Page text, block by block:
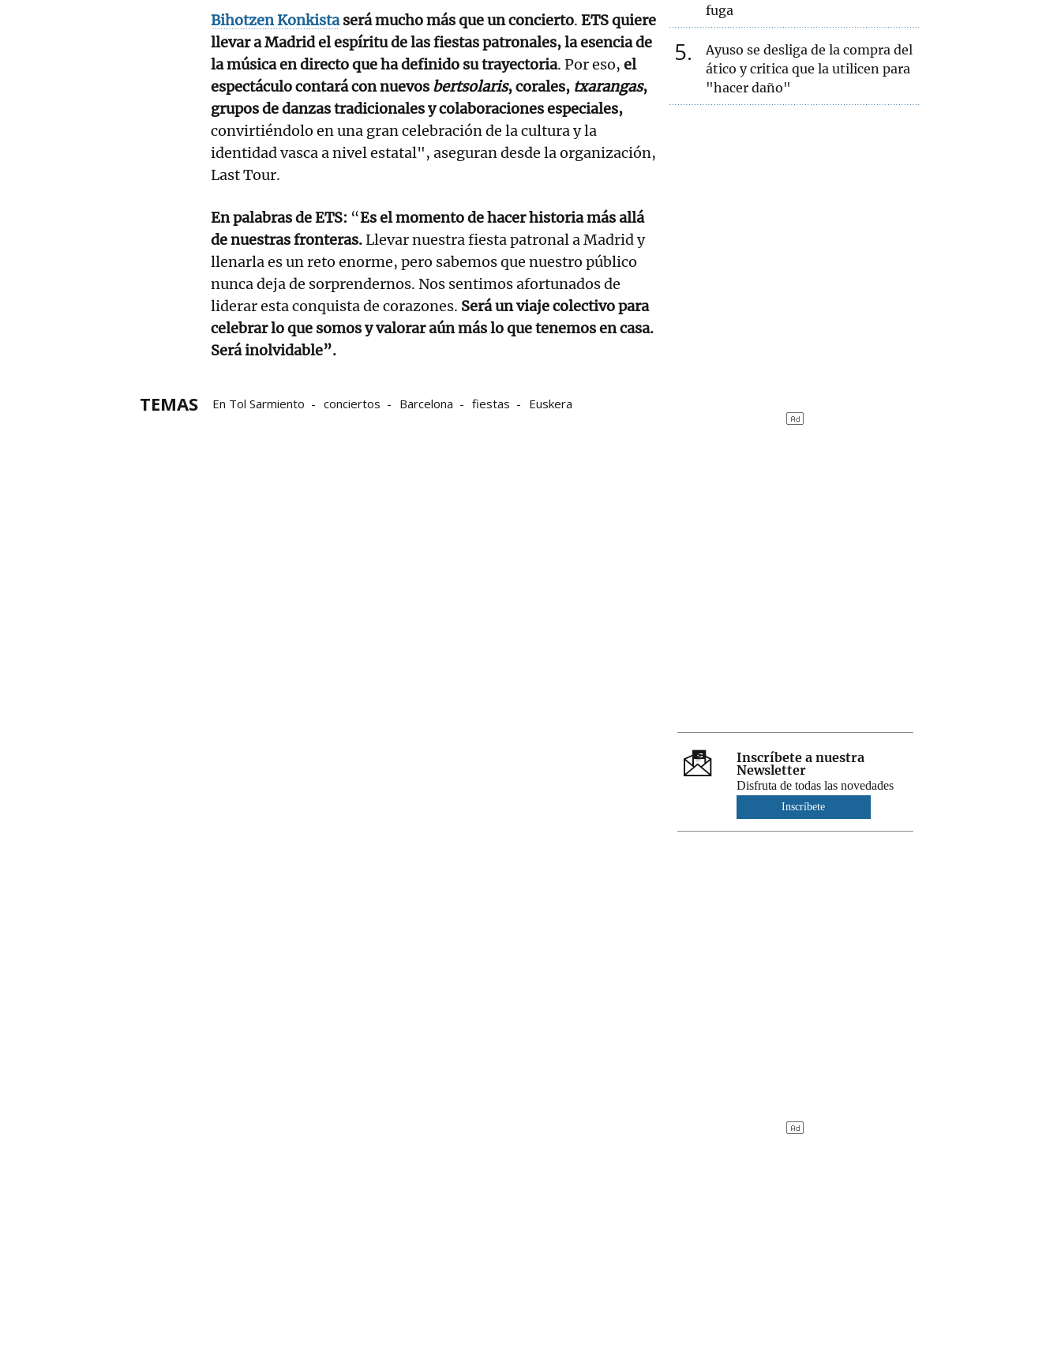
Bihotzen Konkistaserá mucho más que un concierto. ETS quiere
llevar a Madrid el espíritu de las fiestas patronales, la esencia de
la música en directo que ha definido su trayectoria. Por eso, el
espectáculo contará con nuevos bertsolaris, corales, txarangas,
grupos de danzas tradicionales y colaboraciones especiales,
convirtiéndolo en una gran celebración de la cultura y la
identidad vasca a nivel estatal", aseguran desde la organización,
Last Tour.
En palabras de ETS: “Es el momento de hacer historia más allá
de nuestras fronteras.Llevar nuestra fiesta patronal a Madrid y
llenarla es un reto enorme, pero sabemos que nuestro público
nunca deja de sorprendernos. Nos sentimos afortunados de
liderar esta conquista de corazones. Será un viaje colectivo para
celebrar lo que somos y valorar aún más lo que tenemos en casa.
Será inolvidable”.
TEMAS En Tol Sarmiento conciertos Barcelona fiestas Euskera
fuga
5
Ayuso se desliga de la compra del
ático y critica que la utilicen para
"hacer daño"
Inscríbete a nuestra
Newsletter
Disfruta de todas las novedades
Inscríbete